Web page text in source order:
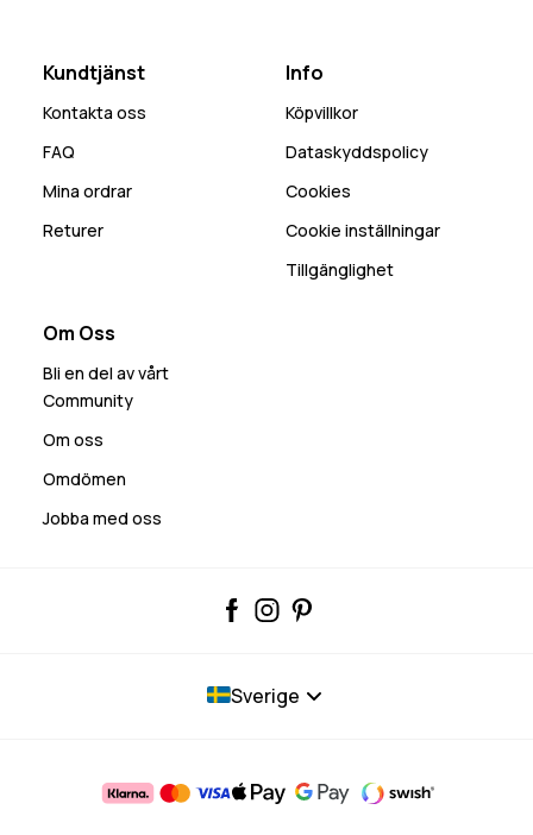
Kundtjänst
Kontakta oss
FAQ
Mina ordrar
Returer
Info
Köpvillkor
Dataskyddspolicy
Cookies
Cookie inställningar
Tillgänglighet
Om Oss
Bli en del av vårt
Community
Om oss
Omdömen
Jobba med oss
Sverige